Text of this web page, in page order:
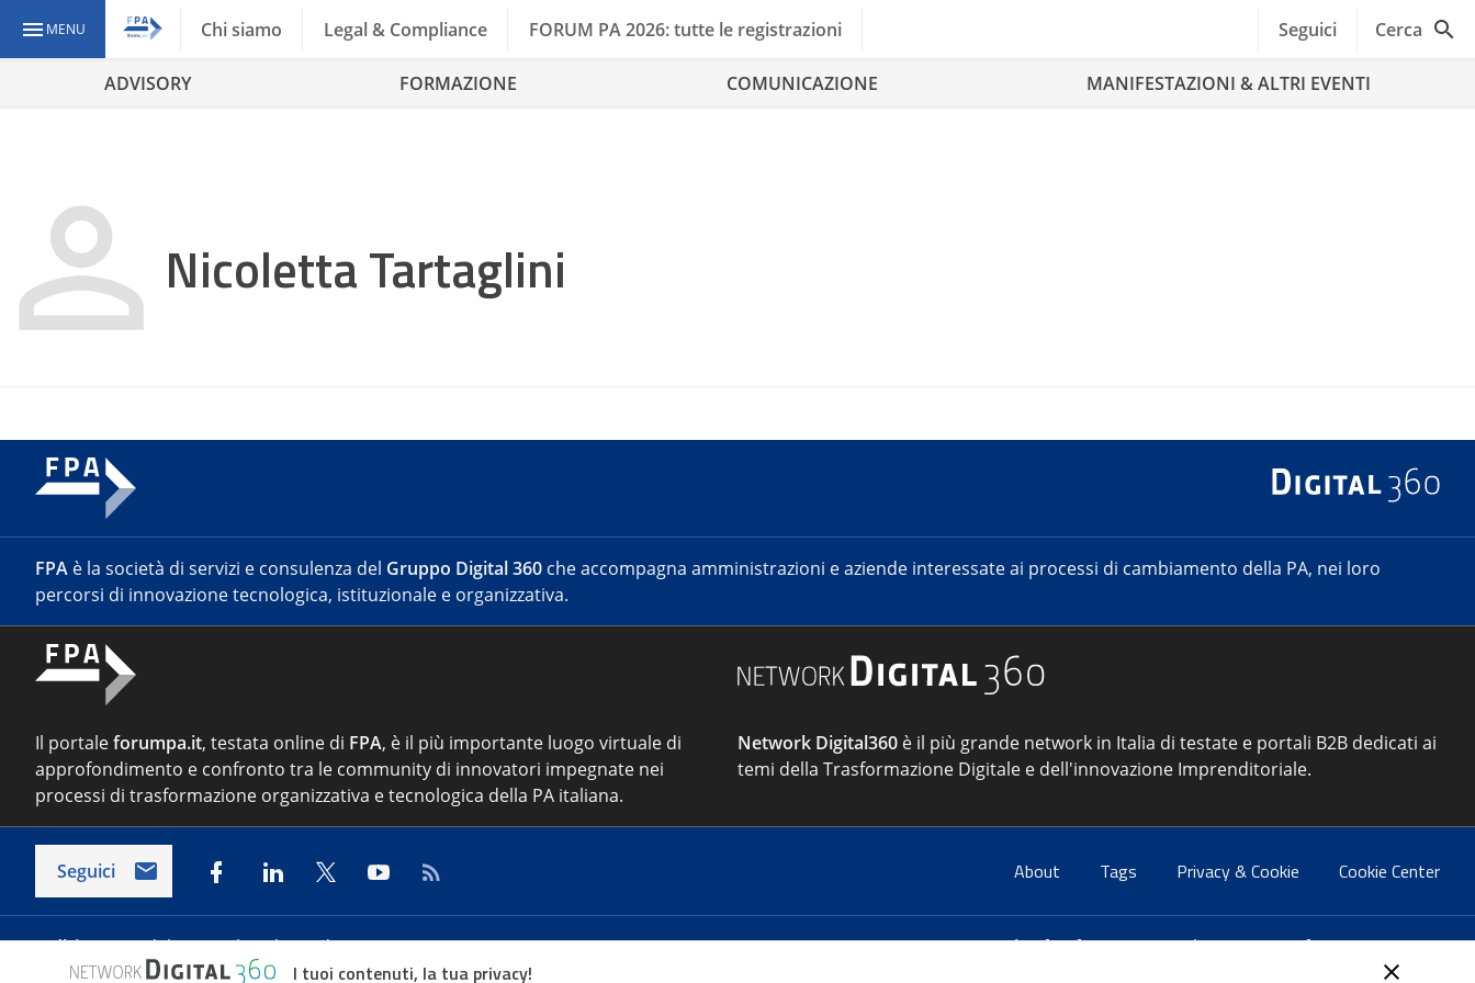
MENU Chi siamo Legal & Compliance FORUM PA 2026: tutte le registrazioni Seguici Cerca
ADVISORY FORMAZIONE COMUNICAZIONE MANIFESTAZIONI & ALTRI EVENTI
Nicoletta Tartaglini
FPA è la società di servizi e consulenza del Gruppo Digital 360 che accompagna amministrazioni e aziende interessate ai processi di cambiamento della PA, nei loro
percorsi di innovazione tecnologica, istituzionale e organizzativa.
Il portaleforumpa.it, testata online di FPA, è il più importante luogo virtuale di
approfondimento e confronto tra le community di innovatori impegnate nei
processi di trasformazione organizzativa e tecnologica della PA italiana.
Network Digital360 è il più grande network in Italia di testate e portali B2B dedicati ai
temi della Trasformazione Digitale e dell'innovazione Imprenditoriale.
Seguici About Tags Privacy & Cookie Cookie Center
Indirizzo:Via del Porto Fluviale 67/d – 00154 Roma Contatti:info@forumpa.it- tel. 06 684251 - fax. 06 68425433
I tuoi contenuti, la tua privacy!